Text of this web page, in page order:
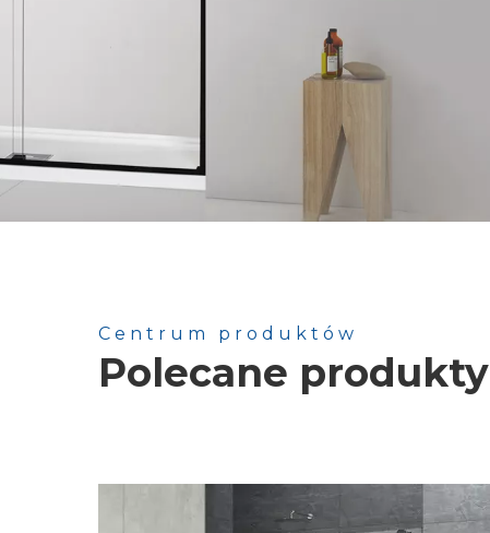
Centrum produktów
Polecane produkty